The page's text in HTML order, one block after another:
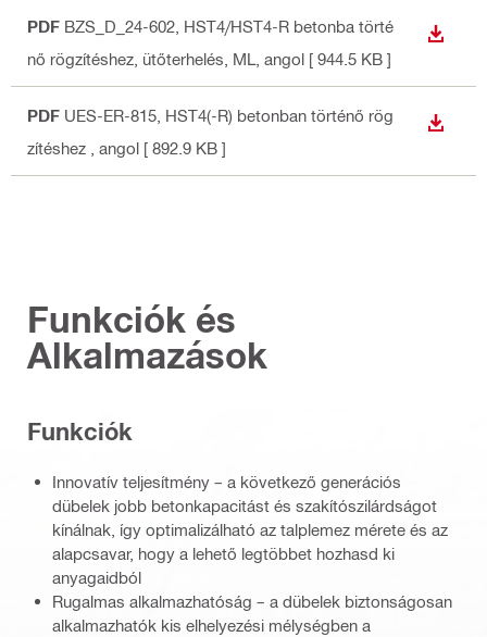
PDF BZS_D_24-602, HST4/HST4-R betonba törté
nő rögzítéshez, ütőterhelés, ML , angol [ 944.5 KB ]
PDF UES-ER-815, HST4(-R) betonban történő rög
zítéshez
, angol [ 892.9 KB ]
Funkciók és
Alkalmazások
Funkciók
Innovatív teljesítmény – a következő generációs
dübelek jobb betonkapacitást és szakítószilárdságot
kínálnak, így optimalizálható az talplemez mérete és az
alapcsavar, hogy a lehető legtöbbet hozhasd ki
anyagaidból
Rugalmas alkalmazhatóság – a dübelek biztonságosan
alkalmazhatók kis elhelyezési mélységben a